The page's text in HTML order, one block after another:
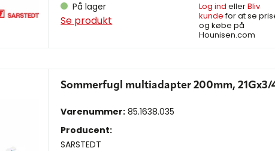
På lager
Se produkt
Log ind ellerBliv
kundefor at se
og købe på
Hounisen.com
Sommerfugl multiadapter 200mm, 21Gx3/
Varenummer: 85.1638.035
Producent:
SARSTEDT